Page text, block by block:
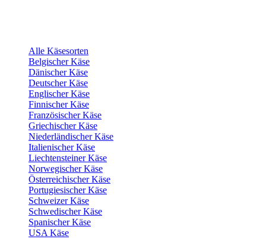
Alle Käsesorten
Belgischer Käse
Dänischer Käse
Deutscher Käse
Englischer Käse
Finnischer Käse
Französischer Käse
Griechischer Käse
Niederländischer Käse
Italienischer Käse
Liechtensteiner Käse
Norwegischer Käse
Österreichischer Käse
Portugiesischer Käse
Schweizer Käse
Schwedischer Käse
Spanischer Käse
USA Käse